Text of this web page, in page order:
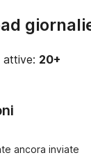
attive: 20+
ancora inviate